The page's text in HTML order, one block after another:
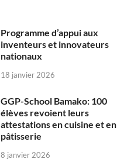
Programme d’appui aux
inventeurs et innovateurs
nationaux
18 janvier 2026
GGP-School Bamako: 100
élèves revoient leurs
attestations en cuisine et en
pâtisserie
8 janvier 2026